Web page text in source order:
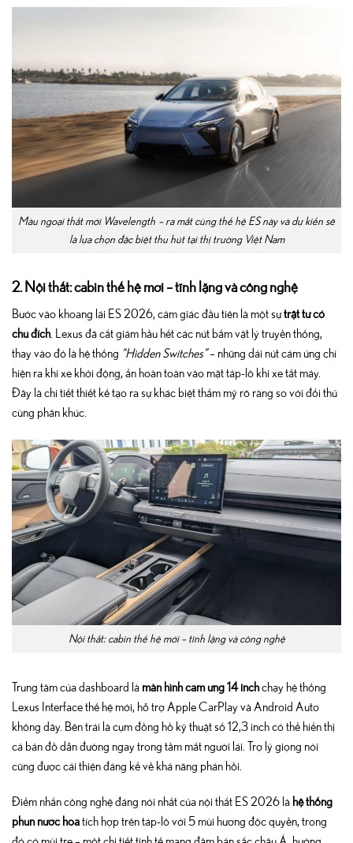
Màu ngoại thất mới Wavelength – ra mắt cùng thế hệ ES này và dự kiến sẽ
là lựa chọn đặc biệt thu hút tại thị trường Việt Nam
2. Nội thất: cabin thế hệ mới – tĩnh lặng và công nghệ
Bước vào khoang lái ES 2026, cảm giác đầu tiên là một sựtrật tự có
chủ đích. Lexus đã cắt giảm hầu hết các nút bấm vật lý truyền thống,
thay vào đó là hệ thống “Hidden Switches”– những dải nút cảm ứng chỉ
hiện ra khi xe khởi động, ẩn hoàn toàn vào mặt táp-lô khi xe tắt máy.
Đây là chi tiết thiết kế tạo ra sự khác biệt thẩm mỹ rõ ràng so với đối thủ
cùng phân khúc.
Nội thất: cabin thế hệ mới – tĩnh lặng và công nghệ
Trung tâm của dashboard là màn hình cảm ứng 14 inchchạy hệ thống
Lexus Interface thế hệ mới, hỗ trợ Apple CarPlay và Android Auto
không dây. Bên trái là cụm đồng hồ kỹ thuật số 12,3 inch có thể hiển thị
cả bản đồ dẫn đường ngay trong tầm mắt người lái. Trợ lý giọng nói
cũng được cải thiện đáng kể về khả năng phản hồi.
Điểm nhấn công nghệ đáng nói nhất của nội thất ES 2026 là hệ thống
phun nước hoatích hợp trên táp-lô với 5 mùi hương độc quyền, trong